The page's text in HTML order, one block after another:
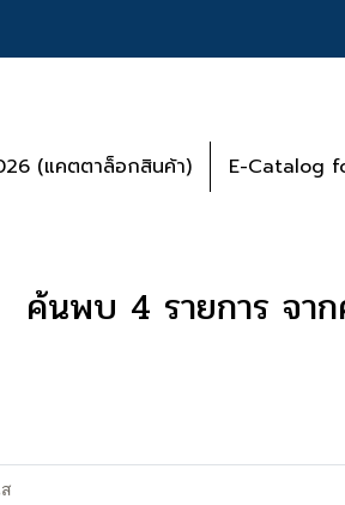
(แคตตาล็อกสินค้า) E-Catalog
ค้นพบ 4 รายการ จาก